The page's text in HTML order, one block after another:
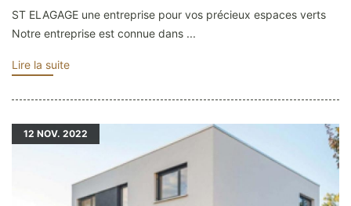
ST ELAGAGE une entreprise pour vos précieux espaces verts
Notre entreprise est connue dans ...
Lire la suite
12 NOV. 2022